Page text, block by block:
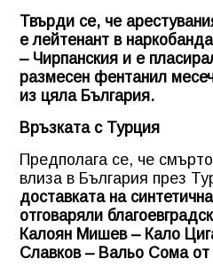
Твърди се, че
е лейтенант в
– Чирпанския и е
размесен фентанил
из цяла България.
Връзката с Турция
Предполага се, че
влиза в България през
доставката на
отговаряли
Калоян Мишев – Кало
Славков – Вальо Сома